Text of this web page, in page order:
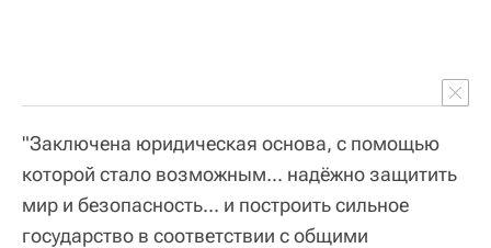
"Заключена юридическая основа, с помощью
которой стало возможным... надёжно защитить
мир и безопасность... и построить сильное
государство в соответствии с общими